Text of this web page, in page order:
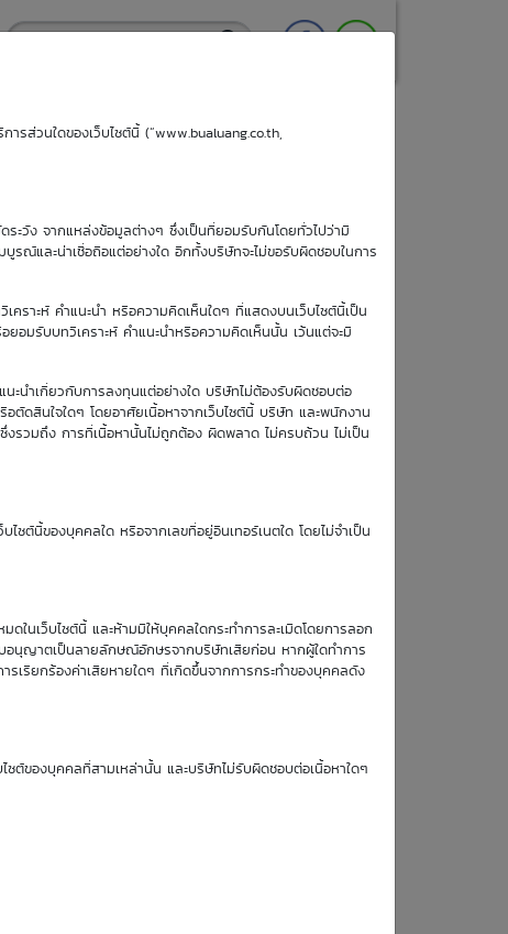
ารส่วนใดของเว็บไซต์นี้ (“www.bualuang.co.th,
ะวัง จากแหล่งข้อมูลต่างๆ ซึ่งเป็นที่ยอมรับกันโดยทั่วไปว่ามี
ณ์และน่าเชื่อถือแต่อย่างใด อีกทั้งบริษัทจะไม่ขอรับผิดชอบในการ
คราะห์ คำแนะนำ หรือความคิดเห็นใดๆ ที่แสดงบนเว็บไซต์นี้เป็น
อมรับบทวิเคราะห์ คำแนะนำหรือความคิดเห็นนั้น เว้นแต่จะมี
ะนำเกี่ยวกับการลงทุนแต่อย่างใด บริษัทไม่ต้องรับผิดชอบต่อ
ตัดสินใจใดๆ โดยอาศัยเนื้อหาจากเว็บไซต์นี้ บริษัท และพนักงาน
งรวมถึง การที่เนื้อหานั้นไม่ถูกต้อง ผิดพลาด ไม่ครบถ้วน ไม่เป็น
ซต์นี้ของบุคคลใด หรือจากเลขที่อยู่อินเทอร์เนตใด โดยไม่จำเป็น
นเว็บไซต์นี้ และห้ามมิให้บุคคลใดกระทำการละเมิดโดยการลอก
บอนุญาตเป็นลายลักษณ์อักษรจากบริษัทเสียก่อน หากผู้ใดทำการ
รียกร้องค่าเสียหายใดๆ ที่เกิดขึ้นจากการกระทำของบุคคลดัง
ซต์ของบุคคลที่สามเหล่านั้น และบริษัทไม่รับผิดชอบต่อเนื้อหาใดๆ